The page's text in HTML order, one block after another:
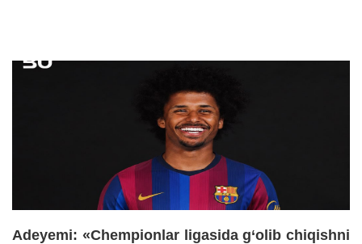
Adeyemi: «Chempionlar ligasida g‘olib chiqishni